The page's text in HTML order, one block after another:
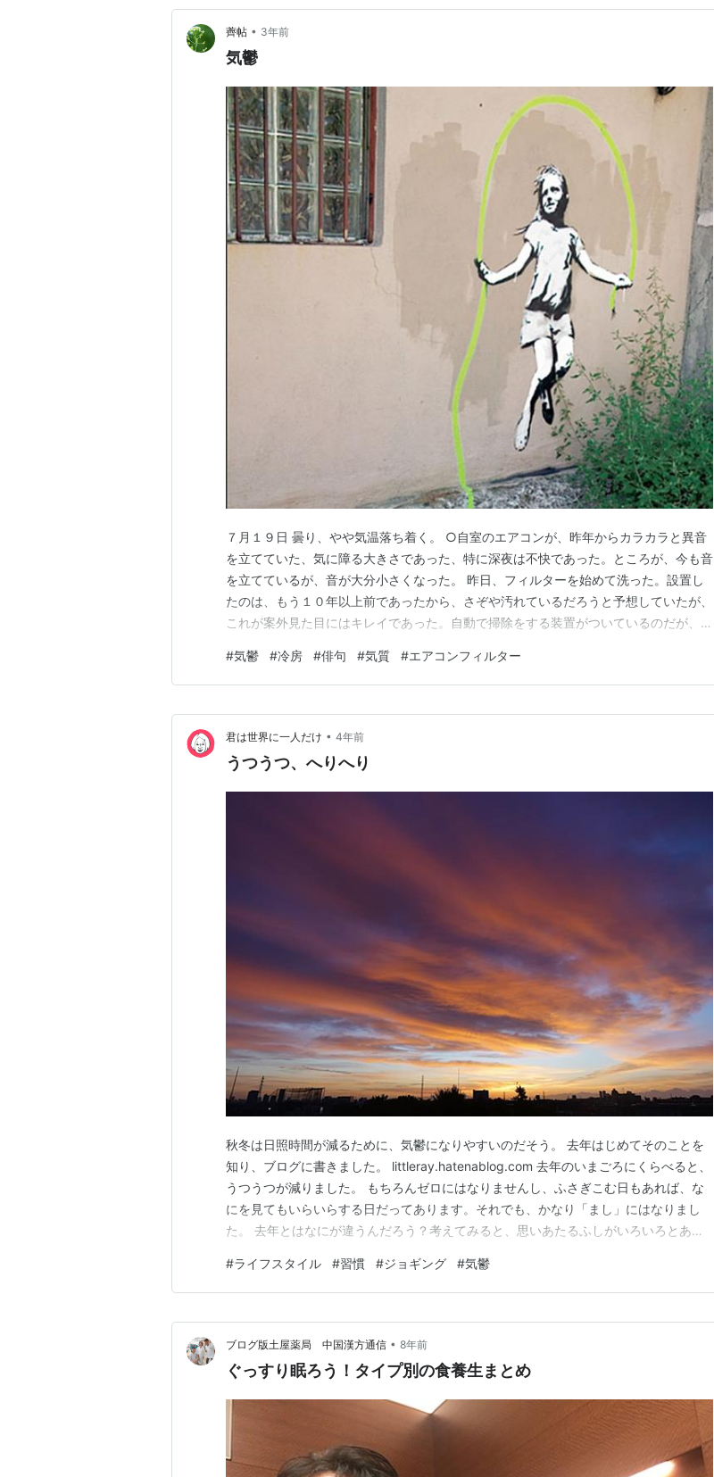
薺帖 • 3年前
気鬱
７月１９日 曇り、やや気温落ち着く。 ○自室のエアコンが、昨年からカラカラと異音
を立てていた、気に障る大きさであった、特に深夜は不快であった。ところが、今も音
を立てているが、音が大分小さくなった。 昨日、フィルターを始めて洗った。設置し
たのは、もう１０年以上前であったから、さぞや汚れているだろうと予想していたが、
これが案外見た目にはキレイであった。自動で掃除をする装置がついているのだが、こ
常のファンの回転音だけになっていた。驚いた、フィルター掃除は、効き目があったの
だろうか。マニュアルには、年に一度以上の清掃を推奨し…
#気鬱 #冷房 #俳句 #気質 #エアコンフィルター
君は世界に一人だけ • 4年前
うつうつ、へりへり
秋冬は日照時間が減るために、気鬱になりやすいのだそう。 去年はじめてそのことを
知り、ブログに書きました。 littleray.hatenablog.com 去年のいまごろにくらべると、
うつうつが減りました。 もちろんゼロにはなりませんし、ふさぎこむ日もあれば、な
にを見てもいらいらする日だってあります。それでも、かなり「まし」にはなりまし
た。 去年とはなにが違うんだろう？考えてみると、思いあたるふしがいろいろとあり
という本を読んだ日から、走りはじめました。あんまりにもおそろしくて。
littleray.haten…
#ライフスタイル #習慣 #ジョギング #気鬱
ブログ版土屋薬局 中国漢方通信 • 8年前
ぐっすり眠ろう！タイプ別の食養生まとめ